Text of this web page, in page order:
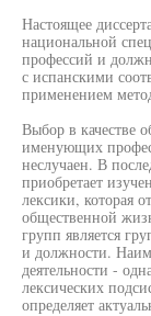
Настоящее
национальной
профессий и
с испанскими
применением
Выбор в качестве
именующих
неслучаен. В
приобретает
лексики, которая
общественной
групп является
и должности.
деятельности -
лексических
определяет